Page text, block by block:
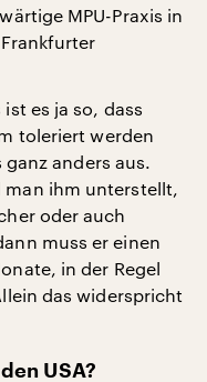
MPU-Praxis in
es ja so, dass
toleriert werden
anders aus.
man ihm unterstellt,
oder auch
muss er einen
in der Regel
das widerspricht
USA?